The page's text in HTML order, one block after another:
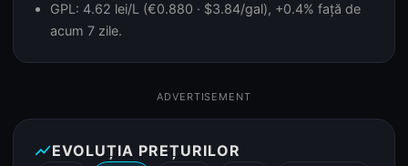
GPL: 4.62 lei/L (€0.880 · $3.84/gal), +0.4% față de
acum 7 zile.
ADVERTISEMENT
show_chartEVOLUȚIA PREȚURILOR